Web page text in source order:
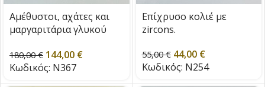
Αμέθυστοι, αχάτες και
μαργαριτάρια γλυκού
180,00€ 144,00 €
Κωδικός: N367
Επίχρυσο κολιέ με
zircons.
55,00€ 44,00 €
Κωδικός: N254